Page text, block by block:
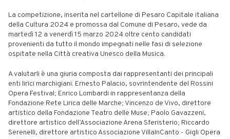
La competizione, inserita nel cartellone di Pesaro Capitale italiana
della Cultura 2024 e promossa dal Comune di Pesaro, vede da
martedì 12 a venerdì 15 marzo 2024 oltre cento candidati
provenienti da tutto il mondo impegnati nelle fasi di selezione
ospitate nella Città creativa Unesco della Musica.
A valutarli è una giuria composta dai rappresentanti dei principali
enti lirici marchigiani: Ernesto Palacio, sovrintendente del Rossini
Opera Festival; Enrico Lombardi in rappresentanza della
Fondazione Rete Lirica delle Marche; Vincenzo de Vivo, direttore
artistico della Fondazione Teatro delle Muse; Paolo Gavazzeni,
direttore artistico dell’Associazione Arena Sferisterio; Riccardo
Serenelli, direttore artistico Associazione VillaInCanto - Gigli Opera